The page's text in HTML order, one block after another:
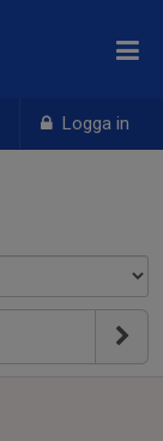
Logga in